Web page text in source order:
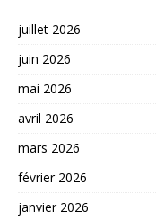
juillet 2026
juin 2026
mai 2026
avril 2026
mars 2026
février 2026
janvier 2026